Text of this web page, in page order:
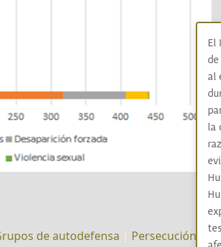
de autodefensa
Persecución
El
al
la